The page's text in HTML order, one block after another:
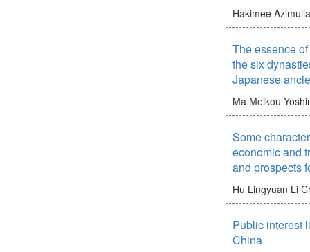
Hakimee
The essence
the six
Japanese
Ma Meikou
Some
economic and
and prospects
Hu Lingyuan Li
Public interest
China